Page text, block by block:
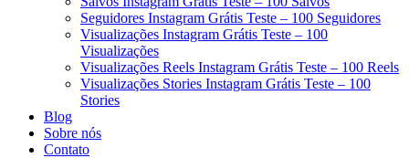
Seguidores Instagram Grátis Teste – 100 Seguidores
Visualizações Instagram Grátis Teste – 100
Visualizações
Visualizações Reels Instagram Grátis Teste – 100 Reels
Visualizações Stories Instagram Grátis Teste – 100
Stories
Blog
Sobre nós
Contato